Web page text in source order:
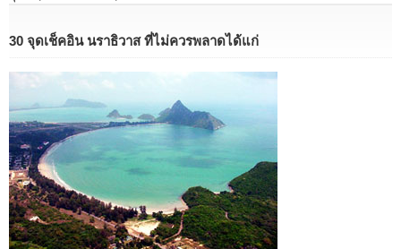
30 จุดเช็คอิน นราธิวาส ที่ไม่ควรพลาดได้แก่